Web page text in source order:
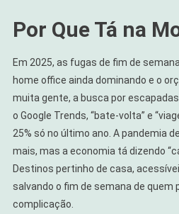
Por Que Tá na
Em 2025, as fugas de fim de
home office ainda dominando e o
muita gente, a busca por
o Google Trends, “bate-volta” e
25% só no último ano. A pandemia
mais, mas a economia tá dizendo
Destinos pertinho de casa,
salvando o fim de semana de quem
complicação.